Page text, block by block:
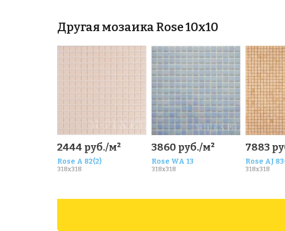
Другая мозаика Rose 10x10
2444 руб./м²
Rose A 82(2)
318x318
3860 руб./м²
Rose WA 13
318x318
7883
Rose AJ
318x318